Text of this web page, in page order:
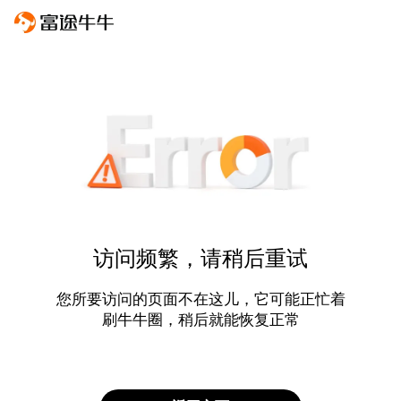
访问频繁，请稍后重试
您所要访问的页面不在这儿，它可能正忙着
刷牛牛圈，稍后就能恢复正常